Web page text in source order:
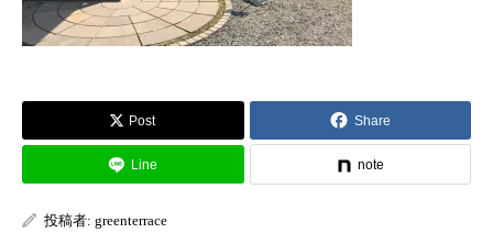
Post Share
Line note
投稿者: greenterrace